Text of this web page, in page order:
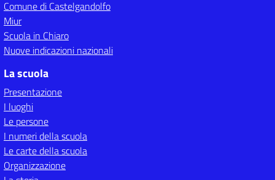
Comune di Castelgandolfo
Miur
Scuola in Chiaro
Nuove indicazioni nazionali
La scuola
Presentazione
I luoghi
Le persone
I numeri della scuola
Le carte della scuola
Organizzazione